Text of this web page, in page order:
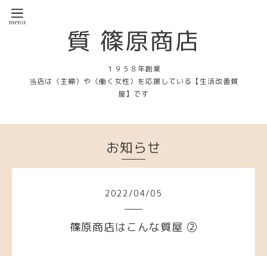
質 篠原商店
１９５８年創業
当店は〈主婦〉や〈働く女性〉を応援している【生活改善質
屋】です
お知らせ
2022/04/05
篠原商店はこんな質屋 ②